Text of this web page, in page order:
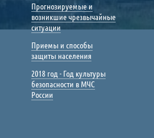
Прогнозируемые и
возникшие чрезвычайные
ситуации
Приемы и способы
защиты населения
2018 год - Год культуры
безопасности в МЧС
России